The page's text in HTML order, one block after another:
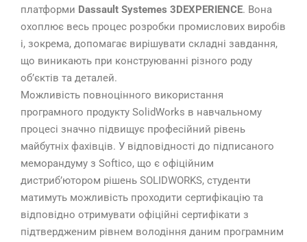
платформи Dassault Systemes 3DEXPERIENCE. Вона
охоплює весь процес розробки промислових виробів
і, зокрема, допомагає вирішувати складні завдання,
що виникають при конструюванні різного роду
об’єктів та деталей.
Можливість повноцінного використання
програмного продукту SolidWorks в навчальному
процесі значно підвищує професійний рівень
майбутніх фахівців. У відповідності до підписаного
меморандуму з Softico, що є офіційним
дистриб’ютором рішень SOLIDWORKS, студенти
матимуть можливість проходити сертифікацію та
відповідно отримувати офіційні сертифікати з
підтвердженим рівнем володіння даним програмним